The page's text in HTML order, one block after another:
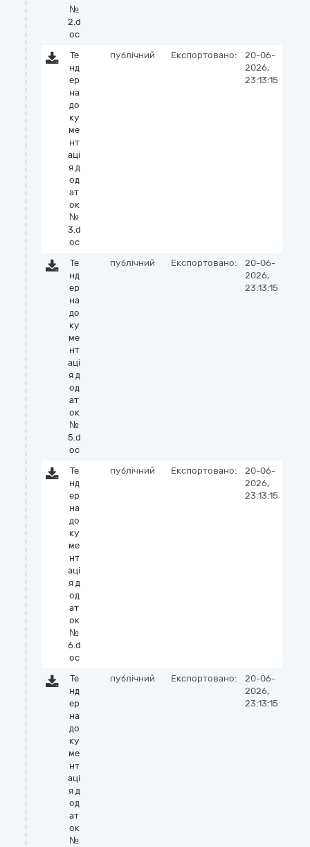
№
2.d
oc
Те
нд
ер
на
до
ку
ме
нт
аці
я д
од
ат
ок
№
3.d
oc
публічний Експортовано:
20-06-
2026,
23:13:15
Те
нд
ер
на
до
ку
ме
нт
аці
я д
од
ат
ок
№
5.d
oc
публічний Експортовано:
20-06-
2026,
23:13:15
Те
нд
ер
на
до
ку
ме
нт
аці
я д
од
ат
ок
№
6.d
oc
публічний Експортовано:
20-06-
2026,
23:13:15
Те
нд
ер
на
до
ку
ме
нт
аці
я д
од
ат
ок
№
публічний Експортовано:
20-06-
2026,
23:13:15